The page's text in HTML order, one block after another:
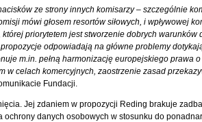
ze strony innych komisarzy – szczególnie
mówi głosem resortów siłowych, i wpływowej
priorytetem jest stworzenie dobrych warunków
odpowiadają na główne problemy
m.in. pełną harmonizację europejskiego prawa
w celach komercyjnych, zaostrzenie zasad
Fundacji.
Jej zdaniem w propozycji Reding brakuje
danych osobowych w stosunku do